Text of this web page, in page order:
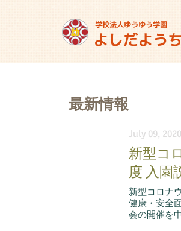
最新情報
July 09, 2020
新型コ
度 入園
新型コロナ
健康・安全
会の開催を